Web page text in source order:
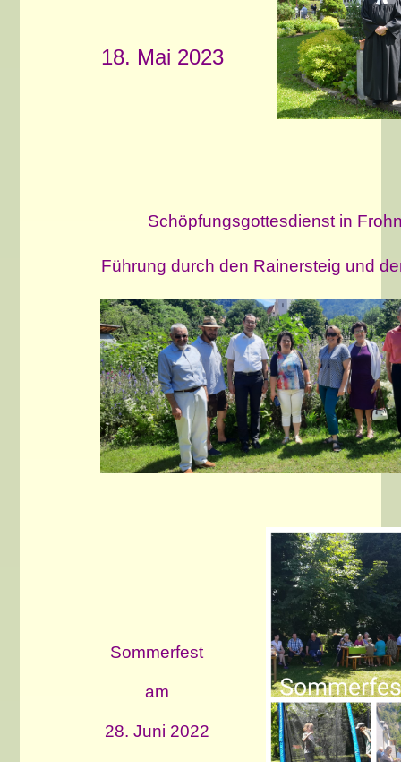
18. Mai 2023
Schöpfungsgottesdienst in
Führung durch den Rainersteig und
Sommerfest
am
28. Juni 2022